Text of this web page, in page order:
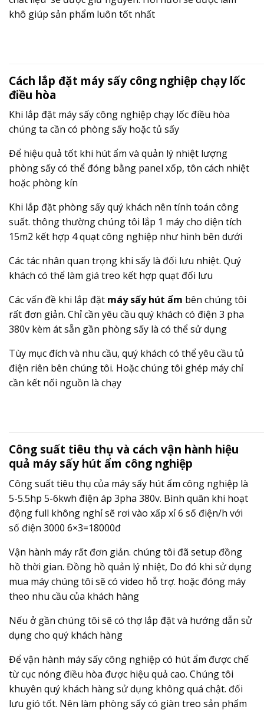
khô giúp sản phẩm luôn tốt nhất
Cách lắp đặt máy sấy công nghiệp chạy lốc
điều hòa
Khi lắp đặt máy sấy công nghiệp chạy lốc điều hòa
chúng ta cần có phòng sấy hoặc tủ sấy
Để hiệu quả tốt khi hút ẩm và quản lý nhiệt lượng
phòng sấy có thể đóng bằng panel xốp, tôn cách nhiệt
hoặc phòng kín
Khi lắp đặt phòng sấy quý khách nên tính toán công
suất. thông thường chúng tôi lắp 1 máy cho diện tích
15m2 kết hợp 4 quạt công nghiệp như hình bên dưới
Các tác nhân quan trọng khi sấy là đối lưu nhiệt. Quý
khách có thể làm giá treo kết hợp quạt đối lưu
Các vấn đề khi lắp đặt máy sấy hút ẩm bên chúng tôi
rất đơn giản. Chỉ cần yêu cầu quý khách có điện 3 pha
380v kèm át sẵn gần phòng sấy là có thể sử dụng
Tùy mục đích và nhu cầu, quý khách có thể yêu cầu tủ
điện riên bên chúng tôi. Hoặc chúng tôi ghép máy chỉ
cần kết nối nguồn là chạy
Công suất tiêu thụ và cách vận hành hiệu
quả máy sấy hút ẩm công nghiệp
Công suất tiêu thụ của máy sấy hút ẩm công nghiệp là
5-5.5hp 5-6kwh điện áp 3pha 380v. Bình quân khi hoạt
động full không nghỉ sẽ rơi vào xấp xỉ 6 số điện/h với
số điện 3000 6×3=18000đ
Vận hành máy rất đơn giản. chúng tôi đã setup đồng
hồ thời gian. Đồng hồ quản lý nhiệt, Do đó khi sử dụng
mua máy chúng tôi sẽ có video hỗ trợ. hoặc đóng máy
theo nhu cầu của khách hàng
Nếu ở gần chúng tôi sẽ có thợ lắp đặt và hướng dẫn sử
dụng cho quý khách hàng
Để vận hành máy sấy công nghiệp có hút ẩm được chế
từ cục nóng điều hòa được hiệu quả cao. Chúng tôi
khuyên quý khách hàng sử dụng không quá chật. đối
lưu gió tốt. Nên làm phòng sấy có giàn treo sản phẩm